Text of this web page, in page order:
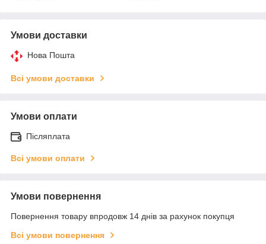
Умови доставки
Нова Пошта
Всі умови доставки
Умови оплати
Післяплата
Всі умови оплати
Умови повернення
Повернення товару впродовж 14 днів за рахунок покупця
Всі умови повернення